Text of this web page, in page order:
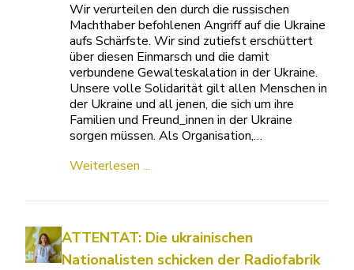
Wir verurteilen den durch die russischen
Machthaber befohlenen Angriff auf die Ukraine
aufs Schärfste. Wir sind zutiefst erschüttert
über diesen Einmarsch und die damit
verbundene Gewalteskalation in der Ukraine.
Unsere volle Solidarität gilt allen Menschen in
der Ukraine und all jenen, die sich um ihre
Familien und Freund_innen in der Ukraine
sorgen müssen. Als Organisation,…
Weiterlesen ...
ATTENTAT: Die ukrainischen
Nationalisten schicken der Radiofabrik